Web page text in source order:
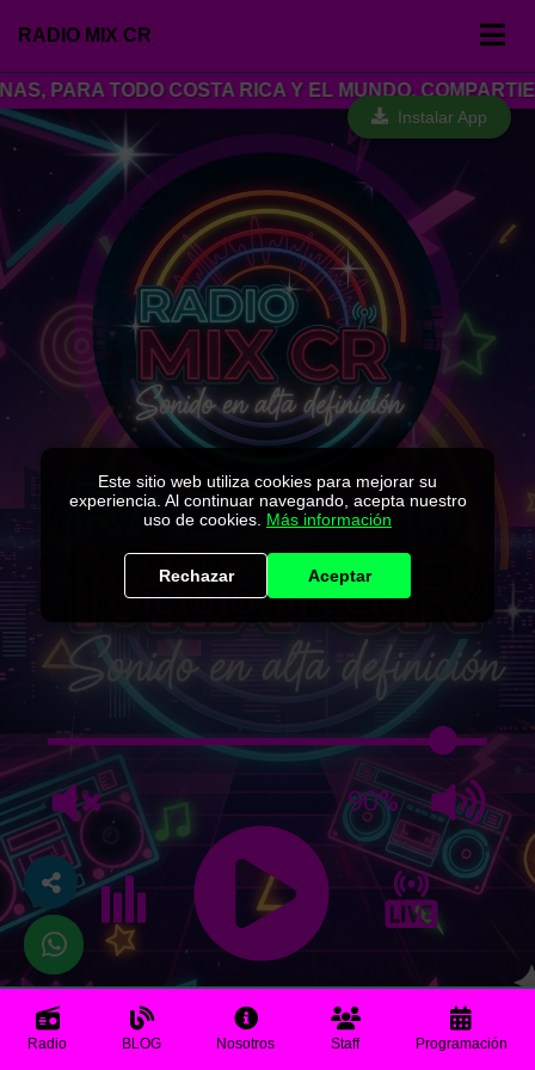
Este sitio web utiliza cookies para mejorar su
experiencia. Al continuar navegando, acepta nuestro
uso de cookies. Más información
Rechazar Aceptar
RADIO MIX CR
TODO COSTA RICA Y EL MUNDO,
RADIO MIX CR
90%
Radio BLOG Nosotros Staff Programación
Instalar App